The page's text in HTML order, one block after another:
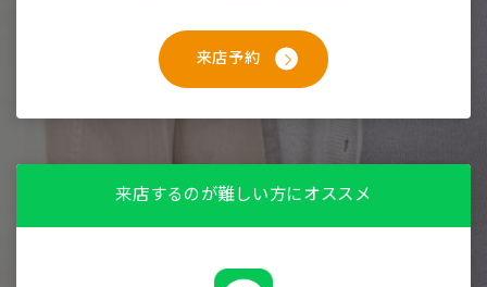
来店予約
来店するのが難しい方にオススメ